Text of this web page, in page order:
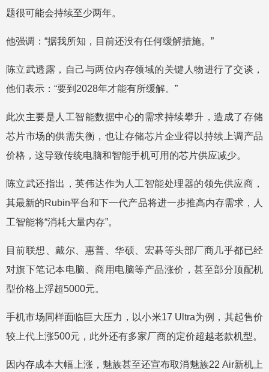
题很可能会持续至少两年。
他强调：“据我所知，目前还没有任何缓解措施。”
陈立武透露，自己与两位内存领域的关键人物进行了交谈，
他们表示：“要到2028年才能有所缓解。”
此次主要是人工智能数据中心的需求持续攀升，造成了存储
芯片市场的供需失衡，也让存储芯片企业得以持续上调产品
价格，这导致传统电脑和智能手机可用的芯片供应减少。
陈立武还指出，英伟达作为人工智能处理器的领先供应商，
其最新的Rubin平台和下一代产品将进一步推高内存需求，人
工智能将“消耗大量内存”。
目前联想、戴尔、惠普、华硕、宏碁等头部厂商几乎都已经
对旗下笔记本电脑、商用电脑等产品涨价，甚至部分顶配机
型价格上浮超5000元。
手机市场同样面临巨大压力，以小米17 Ultra为例，其起售价
较上代上涨500元，此外还有多家厂商的定价超越老款机型。
因内存成本大幅上涨，魅族甚至还宣布取消魅族22 Air新机上